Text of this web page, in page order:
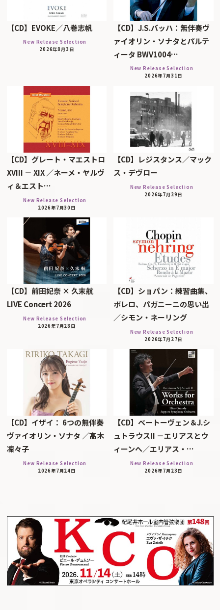
【CD】EVOKE／八巻志帆
New Release Selection
2026年8月3日
【CD】J.S.バッハ：無伴奏ヴ
ァイオリン・ソナタとパルテ
ィータ BWV1004…
New Release Selection
2026年7月31日
【CD】グレート・マエストロ
XVIII － XIX ／ネーメ・ヤルヴ
ィ＆エスト…
New Release Selection
2026年7月30日
【CD】レジスタンス／マック
ス・デヴロー
New Release Selection
2026年7月29日
【CD】前田妃奈 × 久末航
LIVE Concert 2026
New Release Selection
2026年7月28日
【CD】ショパン：練習曲集、
ボレロ、パガニーニの思い出
／シモン・ネーリング
New Release Selection
2026年7月27日
【CD】イザイ： 6つの無伴奏
ヴァイオリン・ソナタ ／髙木
凜々子
New Release Selection
2026年7月24日
【CD】ベートーヴェン＆J.シ
ュトラウスII －エリアスとウ
ィーンへ／エリアス・…
New Release Selection
2026年7月23日